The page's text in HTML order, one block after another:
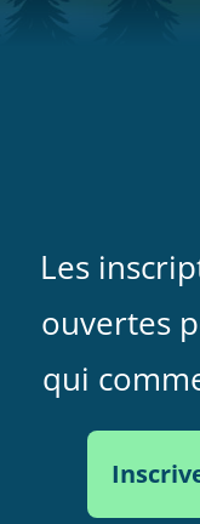
Les
ouvertes
qui